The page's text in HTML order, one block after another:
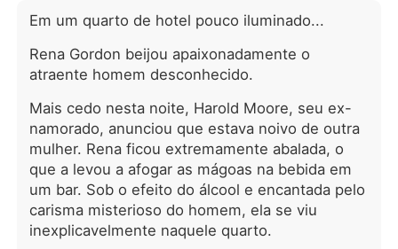
nunca a quis. Mas o casamento
era um conto de fadas. Por dez anos,
ela suportou a humilhação de não ter
companheira, apenas lençóis frios e
olhares mais frios ainda. Quando sua
irmã perfeita voltou, na mesma noite
em que o Kieran pediu o divórcio, sua
família ficou feliz em ver seu
casamento desfeito. Seraphina não
brigou, foi embora em silêncio.
Contudo, quando o perigo surgiu,
Em um quarto de hotel pouco iluminado...
Rena Gordon beijou apaixonadamente o
atraente homem desconhecido.
Mais cedo nesta noite, Harold Moore, seu ex-
namorado, anunciou que estava noivo de outra
mulher. Rena ficou extremamente abalada, o
que a levou a afogar as mágoas na bebida em
um bar. Sob o efeito do álcool e encantada pelo
carisma misterioso do homem, ela se viu
inexplicavelmente naquele quarto.